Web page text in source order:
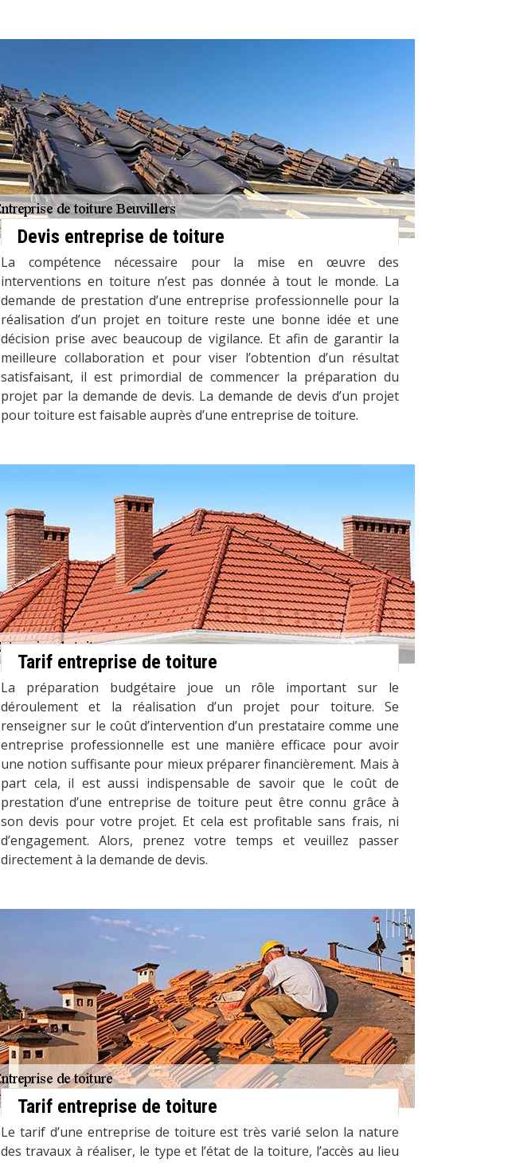
Devis entreprise de toiture
La compétence nécessaire pour la mise en œuvre des
interventions en toiture n’est pas donnée à tout le monde. La
demande de prestation d’une entreprise professionnelle pour la
réalisation d’un projet en toiture reste une bonne idée et une
décision prise avec beaucoup de vigilance. Et afin de garantir la
meilleure collaboration et pour viser l’obtention d’un résultat
satisfaisant, il est primordial de commencer la préparation du
projet par la demande de devis. La demande de devis d’un projet
pour toiture est faisable auprès d’une entreprise de toiture.
Tarif entreprise de toiture
La préparation budgétaire joue un rôle important sur le
déroulement et la réalisation d’un projet pour toiture. Se
renseigner sur le coût d’intervention d’un prestataire comme une
entreprise professionnelle est une manière efficace pour avoir
une notion suffisante pour mieux préparer financièrement. Mais à
part cela, il est aussi indispensable de savoir que le coût de
prestation d’une entreprise de toiture peut être connu grâce à
son devis pour votre projet. Et cela est profitable sans frais, ni
d’engagement. Alors, prenez votre temps et veuillez passer
directement à la demande de devis.
Tarif entreprise de toiture
Le tarif d’une entreprise de toiture est très varié selon la nature
des travaux à réaliser, le type et l’état de la toiture, l’accès au lieu